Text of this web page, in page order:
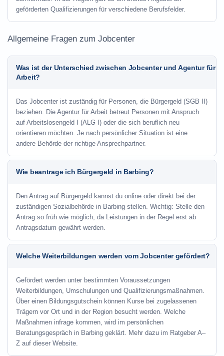
geförderten Qualifizierungen für verschiedene Berufsfelder.
Allgemeine Fragen zum Jobcenter
Was ist der Unterschied zwischen Jobcenter und Agentur für
Arbeit?
Das Jobcenter ist zuständig für Personen, die Bürgergeld (SGB II)
beziehen. Die Agentur für Arbeit betreut Personen mit Anspruch
auf Arbeitslosengeld I (ALG I) oder die sich beruflich neu
orientieren möchten. Je nach persönlicher Situation ist eine
andere Behörde der richtige Ansprechpartner.
Wie beantrage ich Bürgergeld in Barbing?
Den Antrag auf Bürgergeld kannst du online oder direkt bei der
zuständigen Sozialbehörde in Barbing stellen. Wichtig: Stelle den
Antrag so früh wie möglich, da Leistungen in der Regel erst ab
Antragsdatum gewährt werden.
Welche Weiterbildungen werden vom Jobcenter gefördert?
Gefördert werden unter bestimmten Voraussetzungen
Weiterbildungen, Umschulungen und Qualifizierungsmaßnahmen.
Über einen Bildungsgutschein können Kurse bei zugelassenen
Trägern vor Ort und in der Region besucht werden. Welche
Maßnahmen infrage kommen, wird im persönlichen
Beratungsgespräch in Barbing geklärt. Mehr dazu im Ratgeber A–
Z auf dieser Website.